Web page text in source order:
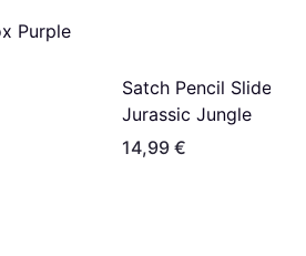
Purple
Satch Pencil Slider
Jurassic Jungle
14,99 €